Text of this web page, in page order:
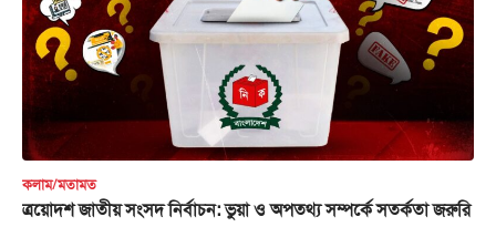
কলাম/মতামত
ত্রয়োদশ জাতীয় সংসদ নির্বাচন: ভুয়া ও অপতথ্য সম্পর্কে সতর্কতা জরুরি